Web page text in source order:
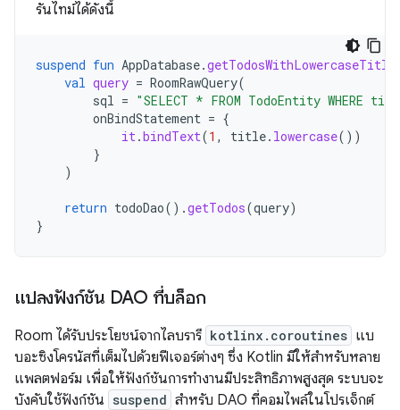
รันไทม์ได้ดังนี้
suspend fun AppDatabase.getTodosWithLowercaseTitle
val query = RoomRawQuery(
sql = "SELECT * FROM TodoEntity WHERE
onBindStatement = {
it.bindText(1 , title. lowercase())
}
)
return todoDao().getTodos(query)
}
แปลงฟังก์ชัน DAO ที่บล็อก
Room ได้รับประโยชน์จากไลบรารี kotlinx.coroutines แบ
บอะซิงโครนัสที่เต็มไปด้วยฟีเจอร์ต่างๆ ซึ่ง Kotlin มีให้สำหรับหลาย
แพลตฟอร์ม เพื่อให้ฟังก์ชันการทำงานมีประสิทธิภาพสูงสุด ระบบจะ
บังคับใช้ฟังก์ชัน suspend สำหรับ DAO ที่คอมไพล์ในโปรเจ็กต์